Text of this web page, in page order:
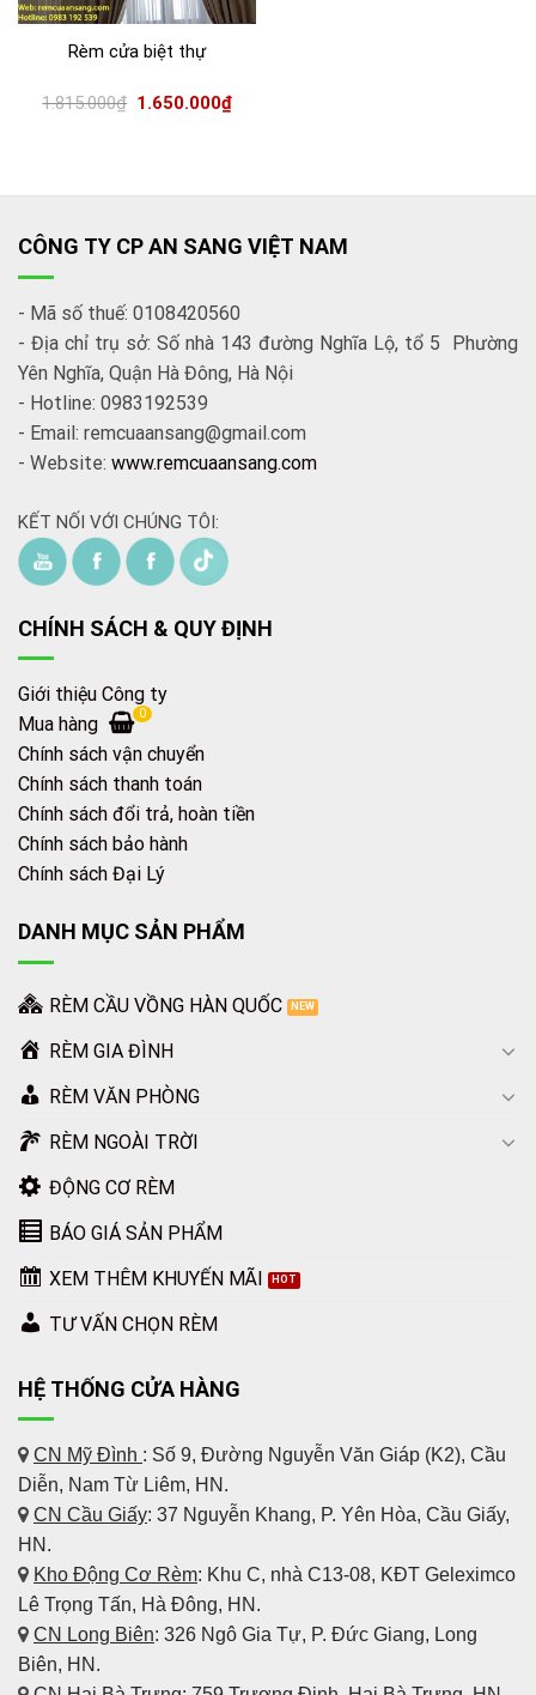
Rèm cửa biệt thự
1.815.000₫ 1.650.000₫
CÔNG TY CP AN SANG VIỆT NAM
- Mã số thuế: 0108420560
- Địa chỉ trụ sở: Số nhà 143 đường Nghĩa Lộ, tổ 5 Phường
Yên Nghĩa, Quận Hà Đông, Hà Nội
- Hotline: 0983192539
- Email: remcuaansang@gmail.com
- Website: www.remcuaansang.com
KẾT NỐI VỚI CHÚNG TÔI:
CHÍNH SÁCH & QUY ĐỊNH
Giới thiệu Công ty
Mua hàng
0
Chính sách vận chuyển
Chính sách thanh toán
Chính sách đổi trả, hoàn tiền
Chính sách bảo hành
Chính sách Đại Lý
DANH MỤC SẢN PHẨM
RÈM CẦU VỒNG HÀN QUỐC
RÈM GIA ĐÌNH
RÈM VĂN PHÒNG
RÈM NGOÀI TRỜI
ĐỘNG CƠ RÈM
BÁO GIÁ SẢN PHẨM
XEM THÊM KHUYẾN MÃI
TƯ VẤN CHỌN RÈM
HỆ THỐNG CỬA HÀNG
CN Mỹ Đình : Số 9, Đường Nguyễn Văn Giáp (K2), Cầu
Diễn, Nam Từ Liêm, HN.
CN Cầu Giấy: 37 Nguyễn Khang, P. Yên Hòa, Cầu Giấy,
HN.
Kho Động Cơ Rèm: Khu C, nhà C13-08, KĐT Geleximco
Lê Trọng Tấn, Hà Đông, HN.
CN Long Biên: 326 Ngô Gia Tự, P. Đức Giang, Long
Biên, HN.